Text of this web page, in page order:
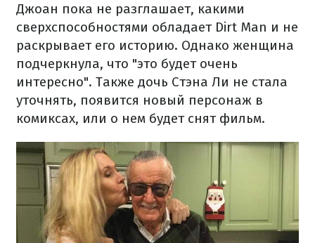
Джоан пока не разглашает, какими
сверхспособностями обладает Dirt Man и не
раскрывает его историю. Однако женщина
подчеркнула, что "это будет очень
интересно". Также дочь Стэна Ли не стала
уточнять, появится новый персонаж в
комиксах, или о нем будет снят фильм.